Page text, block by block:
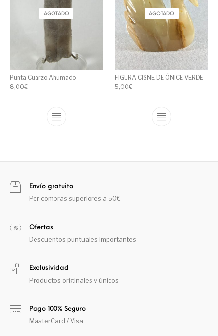
AGOTADO
Punta Cuarzo Ahumado
8,00€
AGOTADO
FIGURA CISNE DE ÓNICE VERDE
5,00€
Envío gratuito
Por compras superiores a 50€
Ofertas
Descuentos puntuales importantes
Exclusividad
Productos originales y únicos
Pago 100% Seguro
MasterCard / Visa